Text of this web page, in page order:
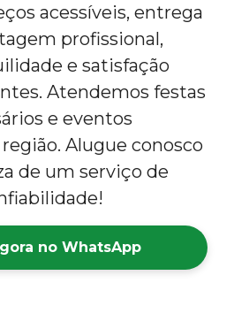
acessíveis, entrega
profissional,
e satisfação
Atendemos festas
e eventos
Alugue conosco
de um serviço de
no WhatsApp